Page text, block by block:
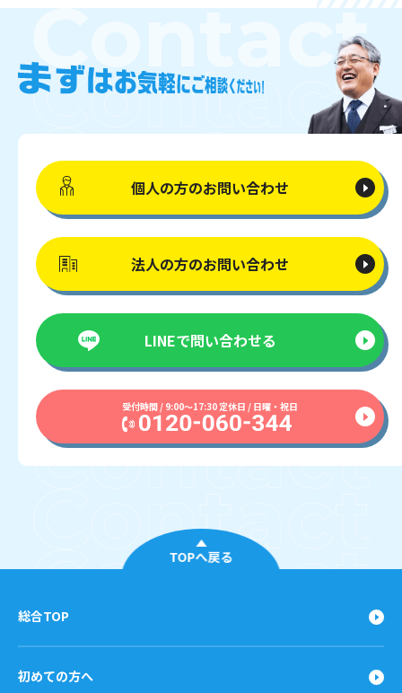
個人の方のお問い合わせ
法人の方のお問い合わせ
LINEで問い合わせる
受付時間 / 9:00〜17:30 定休日 / 日曜・祝日
TOPへ戻る
総合TOP
初めての方へ